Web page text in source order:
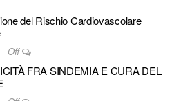
del Rischio Cardiovascolare
Off
FRA SINDEMIA E CURA DEL